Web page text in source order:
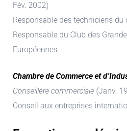
Fév. 2002)
Responsable des techniciens du
Responsable du Club des
Européennes.
Chambre de Commerce et
Conseillère commerciale (Janv.
Conseil aux entreprises